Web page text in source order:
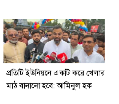
প্রতিটি ইউনিয়নে একটি করে খেলার
মাঠ বানানো হবে: আমিনুল হক